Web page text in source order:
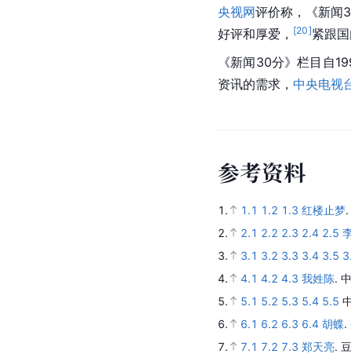
央视网评价称，《新闻
好评和厚爱， [20]紧跟
《新闻30分》栏目自
资讯的需求， 中央电视
参考资料
1. 1.1 1.2 1.3 红楼止梦.
2.
2.1 2.2 2.3 2.4 2.5
3.
3.1 3.2 3.3 3.4 3.5
4.
4.1 4.2 4.3 我姓陈.
5.
5.1 5.2 5.3 5.4 5.5
6.
6.1 6.2 6.3 6.4 胡蝶.
7.
7.1 7.2 7.3 郑天亮.